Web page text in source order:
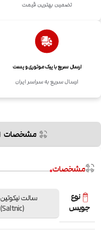
تضمین بهترین قیمت
ارسال سریع با پیک موتوری و پست
ارسال سریع به سراسر ایران
مشخصات
مشخصات
نوع
جویس
سالت نیکوتین
(Saltnic)